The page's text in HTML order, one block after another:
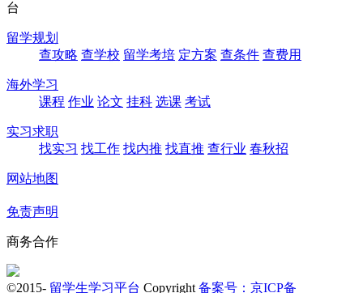
留学规划
查攻略 查学校 留学考培 定方案 查条件 查费用
海外学习
课程 作业 论文 挂科 选课 考试
实习求职
找实习 找工作 找内推 找直推 查行业 春秋招
网站地图
免责声明
商务合作
©2015- 留学生学习平台 Copyright 备案号：京ICP备